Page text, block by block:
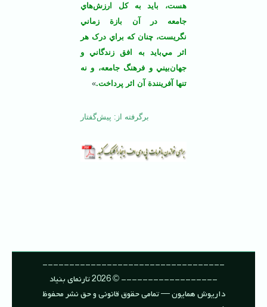
هست، بايد به کل ارزش‌هاي
جامعه در آن بازة زماني
نگريست، چنان که براي درک هر
اثر مي‌بايد به افق زندگاني و
جهان‌بيني و فرهنگ جامعه، و نه
تنها آفرينندة آن اثر پرداخت.»
برگرفته از: پیش‌گفتار
----------------------------------
------------------ © 2026 تارنمای بنیاد
داریوش همایون — تمامی حقوق قانونی و حق نشر محفوظ